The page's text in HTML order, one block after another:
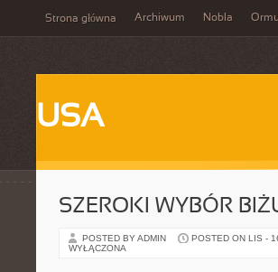
Strona główna Archiwum Nobla
USA
SZEROKI WYBÓR
POSTED BY ADMIN POSTED ON LIS -
WYŁĄCZONA